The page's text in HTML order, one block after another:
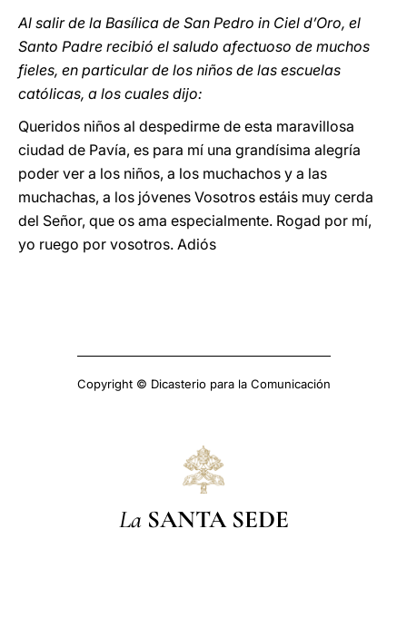
Al salir de la Basílica de San Pedro in Ciel d’Oro, el
Santo Padre recibió el saludo afectuoso de muchos
fieles, en particular de los niños de las escuelas
católicas, a los cuales dijo:
Queridos niños al despedirme de esta maravillosa
ciudad de Pavía, es para mí una grandísima alegría
poder ver a los niños, a los muchachos y a las
muchachas, a los jóvenes Vosotros estáis muy cerda
del Señor, que os ama especialmente. Rogad por mí,
yo ruego por vosotros. Adiós
Copyright © Dicasterio para la Comunicación
La SANTA SEDE